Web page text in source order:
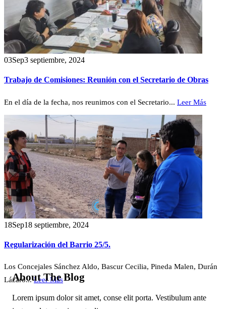
03Sep3 septiembre, 2024
Trabajo de Comisiones: Reunión con el Secretario de Obras
En el día de la fecha, nos reunimos con el Secretario... Leer Más
18Sep18 septiembre, 2024
Regularización del Barrio 25/5.
Los Concejales Sánchez Aldo, Bascur Cecilia, Pineda Malen, Durán
Lázaro...Leer Más
About The Blog
Lorem ipsum dolor sit amet, conse elit porta. Vestibulum ante